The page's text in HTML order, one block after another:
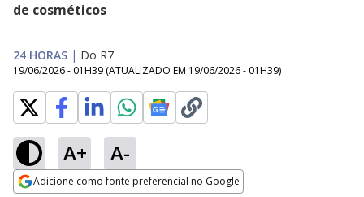
de cosméticos
24 HORAS | Do R7
19/06/2026 - 01H39 (ATUALIZADO EM 19/06/2026 - 01H39)
A+ A-
Adicione como fonte preferencial no Google
Ativar
Loaded
20.90%